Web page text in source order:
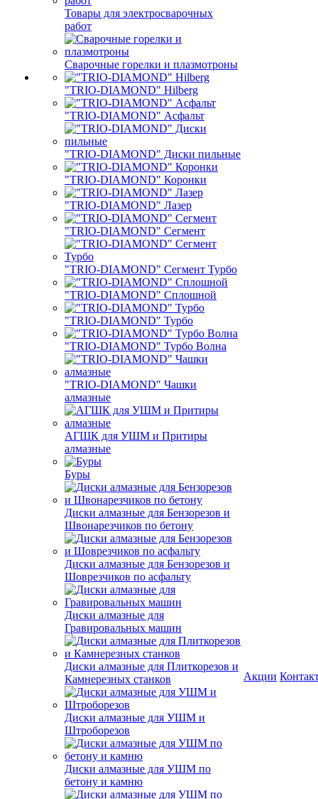
Товары для электросварочных
работ
Сварочные горелки и плазмотроны
"TRIO-DIAMOND" Hilberg
"TRIO-DIAMOND" Асфальт
"TRIO-DIAMOND" Диски пильные
"TRIO-DIAMOND" Коронки
"TRIO-DIAMOND" Лазер
"TRIO-DIAMOND" Сегмент
"TRIO-DIAMOND" Сегмент Турбо
"TRIO-DIAMOND" Сплошной
"TRIO-DIAMOND" Турбо
"TRIO-DIAMOND" Турбо Волна
"TRIO-DIAMOND" Чашки
алмазные
АГШК для УШМ и Притиры
алмазные
Буры
Диски алмазные для Бензорезов и
Швонарезчиков по бетону
Диски алмазные для Бензорезов и
Шоврезчиков по асфальту
Диски алмазные для
Гравировальных машин
Диски алмазные для Плиткорезов и
Камнерезных станков
Диски алмазные для УШМ и
Штроборезов
Диски алмазные для УШМ по
бетону и камню
Акции